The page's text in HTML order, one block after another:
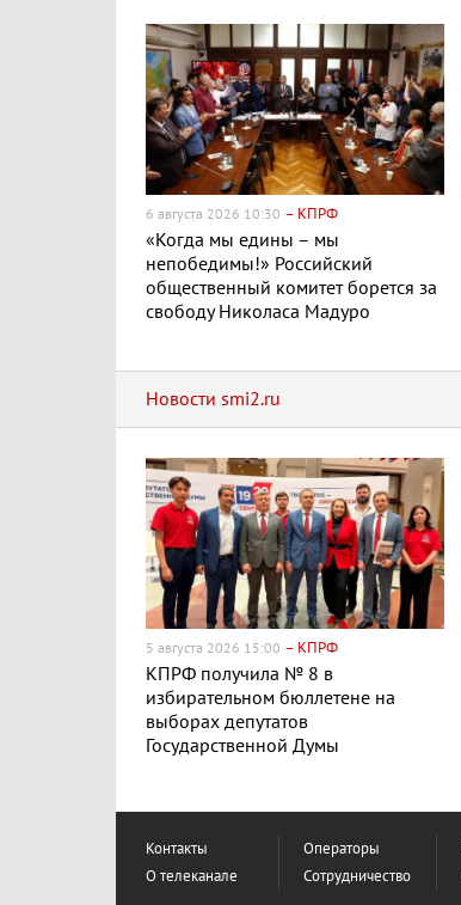
6 августа 2026 10:30 – КПРФ
«Когда мы едины – мы
непобедимы!» Российский
общественный комитет борется за
свободу Николаса Мадуро
Новости smi2.ru
5 августа 2026 15:00 – КПРФ
КПРФ получила № 8 в
избирательном бюллетене на
выборах депутатов
Государственной Думы
Контакты
О телеканале
Операторы
Сотрудничество